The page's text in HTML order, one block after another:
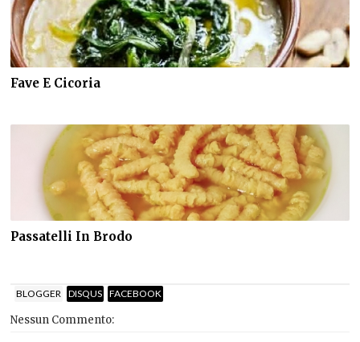
Fave E Cicoria
Passatelli In Brodo
BLOGGER DISQUS FACEBOOK
Nessun Commento: